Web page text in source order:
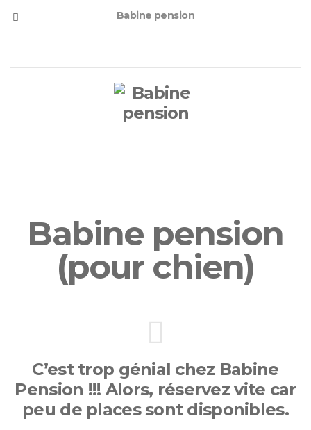
Babine pension
Babine pension
(pour chien)
C’est trop génial chez Babine
Pension !!! Alors, réservez vite car
peu de places sont disponibles.